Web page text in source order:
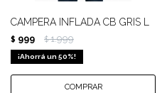
CAMPERA INFLADA CB GRIS L
$ 999 $ 1.999
50